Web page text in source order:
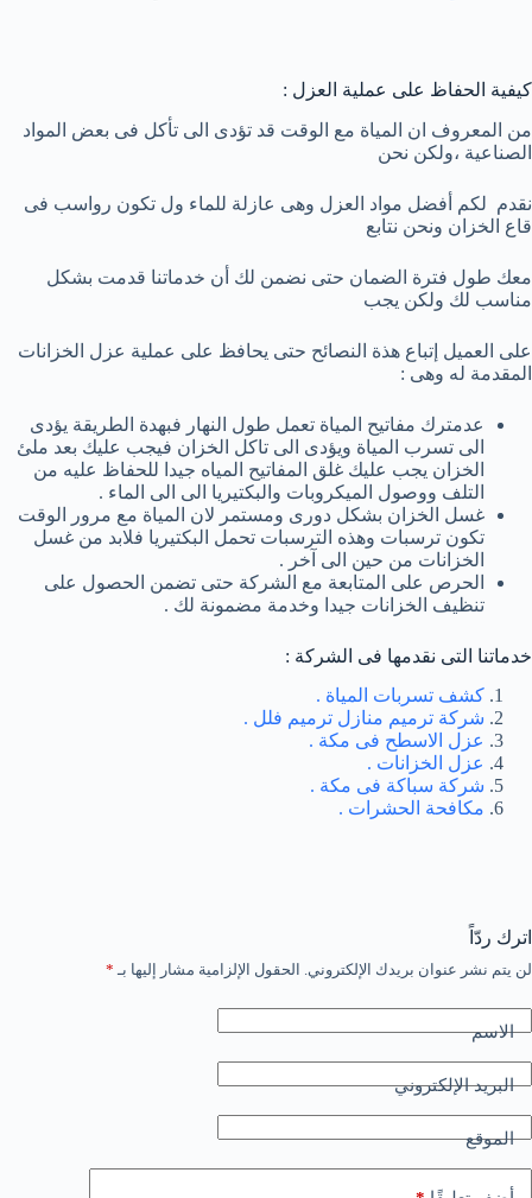
كيفية الحفاظ على عملية العزل :
من المعروف ان المياة مع الوقت قد تؤدى الى تأكل فى بعض المواد
الصناعية ،ولكن نحن
نقدم لكم أفضل مواد العزل وهى عازلة للماء ول تكون رواسب فى
قاع الخزان ونحن نتابع
معك طول فترة الضمان حتى نضمن لك أن خدماتنا قدمت بشكل
مناسب لك ولكن يجب
على العميل إتباع هذة النصائح حتى يحافظ على عملية عزل الخزانات
المقدمة له وهى :
عدمترك مفاتيح المياة تعمل طول النهار فبهدة الطريقة يؤدى
الى تسرب المياة ويؤدى الى تاكل الخزان فيجب عليك بعد ملئ
الخزان يجب عليك غلق المفاتيح المياه جيدا للحفاظ عليه من
التلف ووصول الميكروبات والبكتيريا الى الى الماء .
غسل الخزان بشكل دورى ومستمر لان المياة مع مرور الوقت
تكون ترسبات وهذه الترسبات تحمل البكتيريا فلابد من غسل
الخزانات من حين الى آخر .
الحرص على المتابعة مع الشركة حتى تضمن الحصول على
تنظيف الخزانات جيدا وخدمة مضمونة لك .
خدماتنا التى نقدمها فى الشركة :
كشف تسربات المياة .
شركة ترميم منازل ترميم فلل .
عزل الاسطح فى مكة .
عزل الخزانات .
شركة سباكة فى مكة .
مكافحة الحشرات .
اترك ردّاً
لن يتم نشر عنوان بريدك الإلكتروني. الحقول الإلزامية مشار إليها بـ *
الاسم
البريد الإلكتروني
الموقع